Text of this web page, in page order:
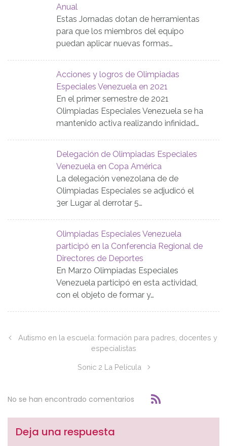
Anual
Estas Jornadas dotan de herramientas
para que los miembros del equipo
puedan aplicar nuevas formas…
Acciones y logros de Olimpiadas
Especiales Venezuela en 2021
En el primer semestre de 2021
Olimpiadas Especiales Venezuela se ha
mantenido activa realizando infinidad…
Delegación de Olimpiadas Especiales
Venezuela en Copa América
La delegación venezolana de de
Olimpiadas Especiales se adjudicó el
3er Lugar al derrotar 5…
Olimpiadas Especiales Venezuela
participó en la Conferencia Regional de
Directores de Deportes
En Marzo Olimpiadas Especiales
Venezuela participó en esta actividad,
con el objeto de formar y…
Autismo en la escuela: formación para padres, docentes y
especialistas
Sonic 2 La Película
No se han encontrado comentarios
Deja una respuesta